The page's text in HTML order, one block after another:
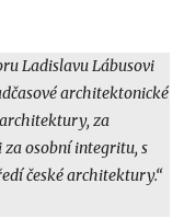
Ladislavu Lábusovi
architektonické
za
za osobní integritu, s
české architektury.“